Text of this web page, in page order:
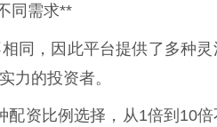
同需求**
同，因此平台提供了多种
力的投资者。
配资比例选择，从1倍到10